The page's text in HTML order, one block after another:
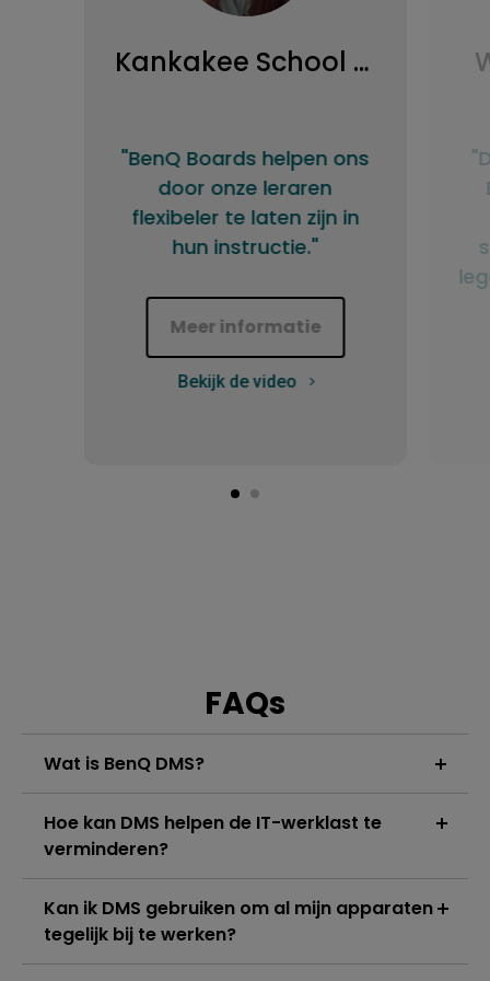
Kankakee School District
"BenQ Boards helpen ons
door onze leraren
flexibeler te laten zijn in
hun instructie."
Meer informatie
Bekijk de video
FAQs
Wat is BenQ DMS?
cloud-gebaseerd apparaatbeheerplatform waarmee
Hoe kan DMS helpen de IT-werklast te
verminderen?
apparaatregistratie, instelling, firmware-updates,
app-beheer en apparaatbewaking zo efficiënt
Kan ik DMS gebruiken om al mijn apparaten
tegelijk bij te werken?